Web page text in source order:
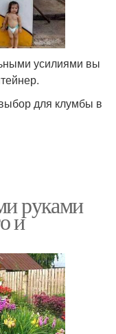
усилиями вы
для клумбы в
руками
и